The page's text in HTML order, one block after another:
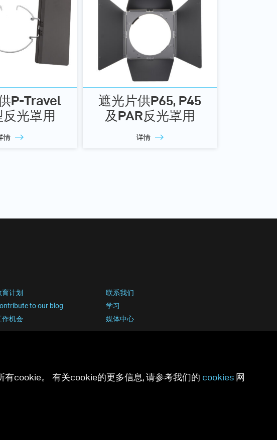
P-Travel
光罩用
情
遮光片供P65, P45
及PAR反光罩用
详情
育计划
联系我们
to our blog
学习
作机会 媒体中心
cookie。 有关cookie的更多信息, 请参考我们的 cookies 网